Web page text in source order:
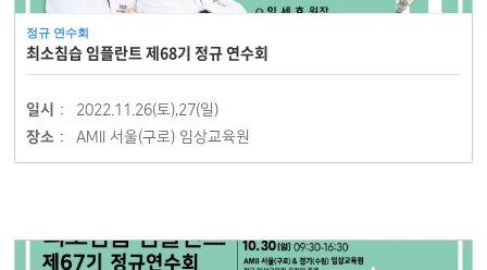
정규 연수회
최소침습 임플란트 제68기 정규 연수회
일시 :
2022.11.26(토),27(일)
장소 :
AMII 서울(구로) 임상교육원